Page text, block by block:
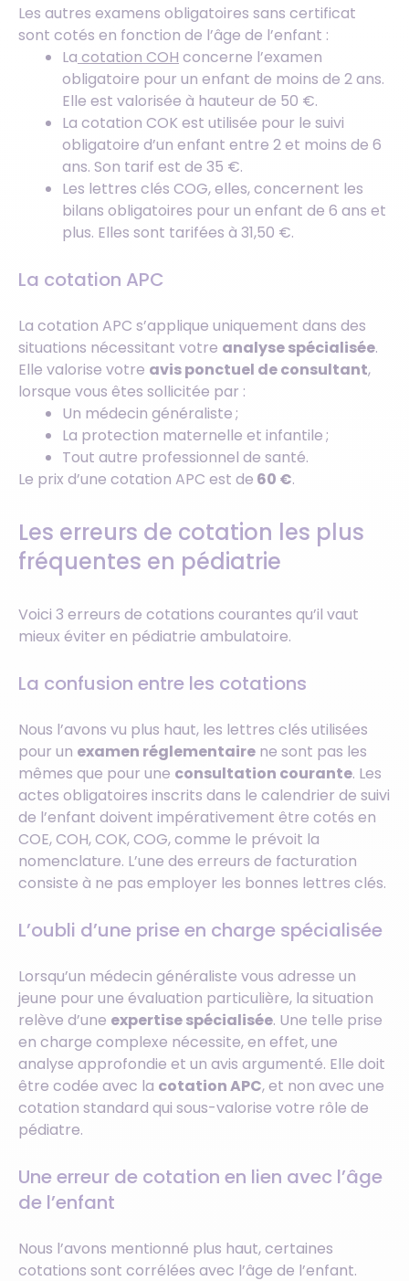
Les autres examens obligatoires sans certificat
sont cotés en fonction de l’âge de l’enfant :
La cotation COH concerne l’examen
obligatoire pour un enfant de moins de 2 ans.
Elle est valorisée à hauteur de 50 €.
La cotation COK est utilisée pour le suivi
obligatoire d’un enfant entre 2 et moins de 6
ans. Son tarif est de 35 €.
Les lettres clés COG, elles, concernent les
bilans obligatoires pour un enfant de 6 ans et
plus. Elles sont tarifées à 31,50 €.
La cotation APC
La cotation APC s’applique uniquement dans des
situations nécessitant votre analyse spécialisée.
Elle valorise votre avis ponctuel de consultant,
lorsque vous êtes sollicitée par :
Un médecin généraliste ;
La protection maternelle et infantile ;
Tout autre professionnel de santé.
Le prix d’une cotation APC est de 60 €.
Les erreurs de cotation les plus
fréquentes en pédiatrie
Voici 3 erreurs de cotations courantes qu’il vaut
mieux éviter en pédiatrie ambulatoire.
La confusion entre les cotations
Nous l’avons vu plus haut, les lettres clés utilisées
pour un examen réglementaire ne sont pas les
mêmes que pour une consultation courante. Les
actes obligatoires inscrits dans le calendrier de suivi
de l’enfant doivent impérativement être cotés en
COE, COH, COK, COG, comme le prévoit la
nomenclature. L’une des erreurs de facturation
consiste à ne pas employer les bonnes lettres clés.
L’oubli d’une prise en charge spécialisée
Lorsqu’un médecin généraliste vous adresse un
jeune pour une évaluation particulière, la situation
relève d’une expertise spécialisée. Une telle prise
en charge complexe nécessite, en effet, une
analyse approfondie et un avis argumenté. Elle doit
être codée avec la cotation APC, et non avec une
cotation standard qui sous-valorise votre rôle de
pédiatre.
Une erreur de cotation en lien avec l’âge
de l’enfant
Nous l’avons mentionné plus haut, certaines
cotations sont corrélées avec l’âge de l’enfant.